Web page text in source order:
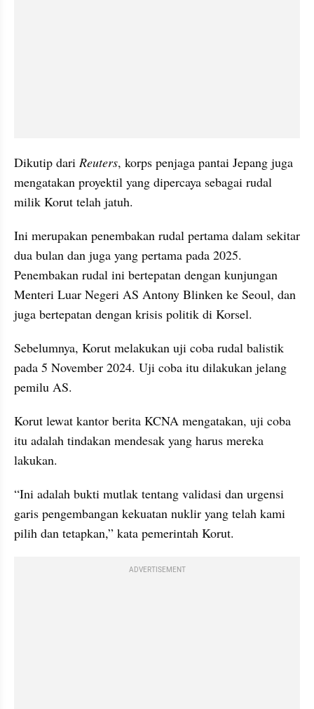
Dikutip dari Reuters, korps penjaga pantai Jepang juga
mengatakan proyektil yang dipercaya sebagai rudal
milik Korut telah jatuh.
Ini merupakan penembakan rudal pertama dalam sekitar
dua bulan dan juga yang pertama pada 2025.
Penembakan rudal ini bertepatan dengan kunjungan
Menteri Luar Negeri AS Antony Blinken ke Seoul, dan
juga bertepatan dengan krisis politik di Korsel.
Sebelumnya, Korut melakukan uji coba rudal balistik
pada 5 November 2024. Uji coba itu dilakukan jelang
pemilu AS.
Korut lewat kantor berita KCNA mengatakan, uji coba
itu adalah tindakan mendesak yang harus mereka
lakukan.
“Ini adalah bukti mutlak tentang validasi dan urgensi
garis pengembangan kekuatan nuklir yang telah kami
pilih dan tetapkan,” kata pemerintah Korut.
ADVERTISEMENT